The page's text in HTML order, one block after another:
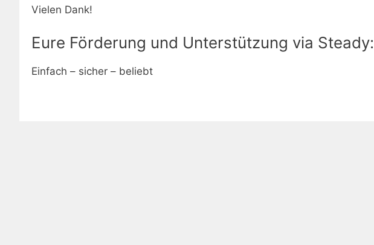
Vielen Dank!
Eure Förderung und Unterstützung via Steady:
Einfach – sicher – beliebt